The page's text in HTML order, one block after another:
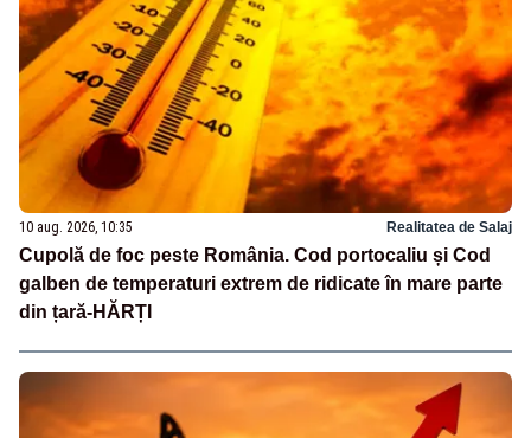
10 aug. 2026, 10:35 Realitatea de Salaj
Cupolă de foc peste România. Cod portocaliu și Cod
galben de temperaturi extrem de ridicate în mare parte
din țară-HĂRȚI